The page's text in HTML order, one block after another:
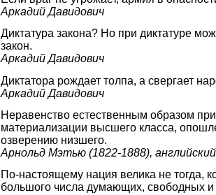
Аркадий Давидович
Диктатура закона? Но при диктатуре
закон.
Аркадий Давидович
Диктатора рождает толпа, а свергает
Аркадий Давидович
Неравенство естественным образом
материализации высшего класса,
озверению низшего.
Арнольд Мэтью (1822-1888),
По-настоящему нация велика не тогда,
большого числа думающих, свободных